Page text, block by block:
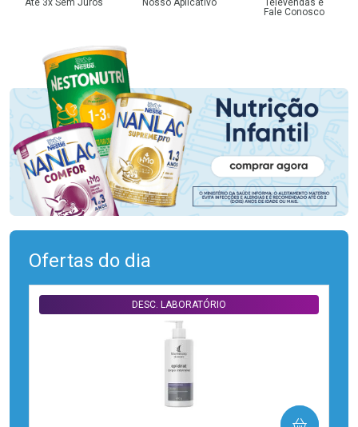
Fale Conosco
Ofertas do dia
DESC. LABORATÓRIO
COMPRAR